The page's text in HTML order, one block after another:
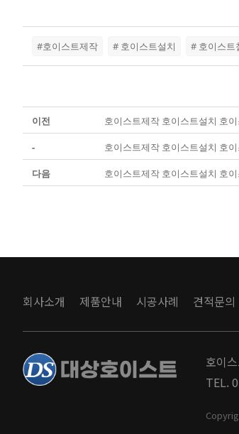
#호이스트제작 # 호이스트설치 # 호이스트
이전 호이스트제작 호이스트설치 호
- 호이스트제작 호이스트설치 호
다음 호이스트제작 호이스트설치 호
회사소개 제품안내 시공사례 견적문의
호이
TEL.